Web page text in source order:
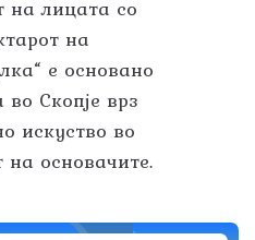
на лицата со
на
е основано
Скопје врз
искуство во
на основачите.